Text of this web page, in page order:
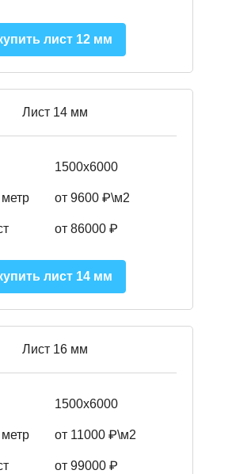
лист 12 мм
Лист 14 мм
1500х6000
от 9600 ₽\м2
от 86000 ₽
лист 14 мм
Лист 16 мм
1500х6000
от 11000 ₽\м2
от 99000 ₽